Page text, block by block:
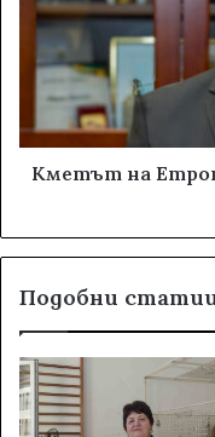
Кметът на
Подобни